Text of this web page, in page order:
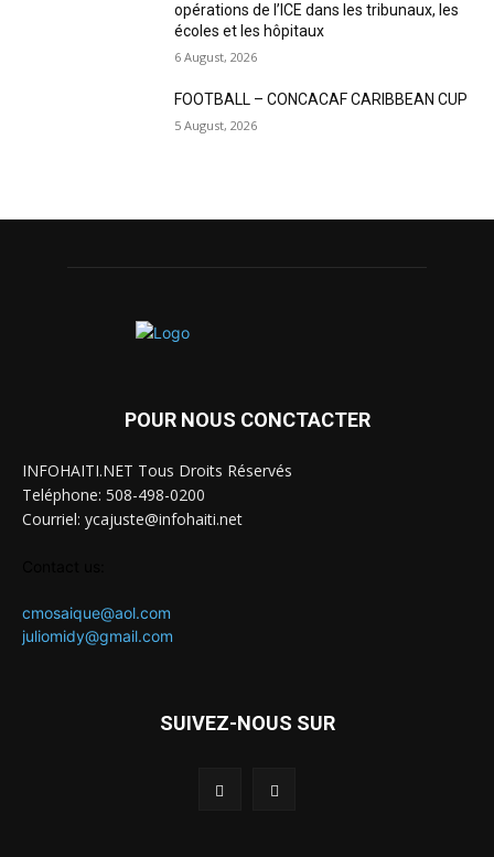
opérations de l’ICE dans les tribunaux, les
écoles et les hôpitaux
6 August, 2026
FOOTBALL – CONCACAF CARIBBEAN CUP
5 August, 2026
POUR NOUS CONCTACTER
INFOHAITI.NET Tous Droits Réservés
Teléphone: 508-498-0200
Courriel: ycajuste@infohaiti.net
cmosaique@aol.com
juliomidy@gmail.com
SUIVEZ-NOUS SUR